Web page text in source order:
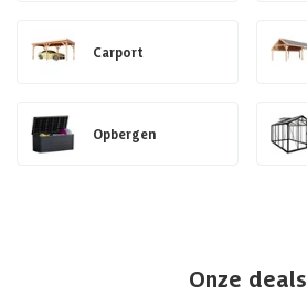
Carport
Opbergen
Onze deals